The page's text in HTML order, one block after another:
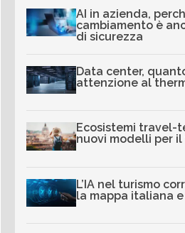
AI in azienda,
cambiamento è
di sicurezza
Data center,
attenzione al
Ecosistemi travel-
nuovi modelli per il
L’IA nel turismo
la mappa italiana